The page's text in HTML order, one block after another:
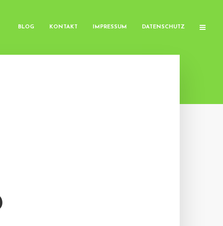
BLOG KONTAKT IMPRESSUM DATENSCHUTZ